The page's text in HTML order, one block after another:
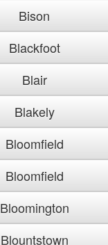
Bison
Blackfoot
Blair
Blakely
Bloomfield
Bloomfield
Bloomington
Blountstown